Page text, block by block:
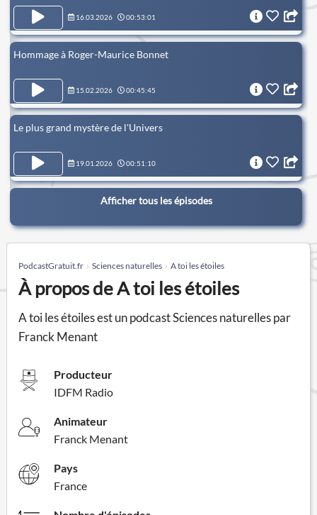
16.03.2026 00:53:01
Hommage à Roger-Maurice Bonnet
15.02.2026 00:45:45
Le plus grand mystère de l'Univers
19.01.2026 00:51:10
Afficher tous les épisodes
PodcastGratuit.fr Sciences naturelles A toi les étoiles
À propos de A toi les étoiles
A toi les étoiles est un podcast Sciences naturelles par
Franck Menant
Producteur
IDFM Radio
Animateur
Franck Menant
Pays
France